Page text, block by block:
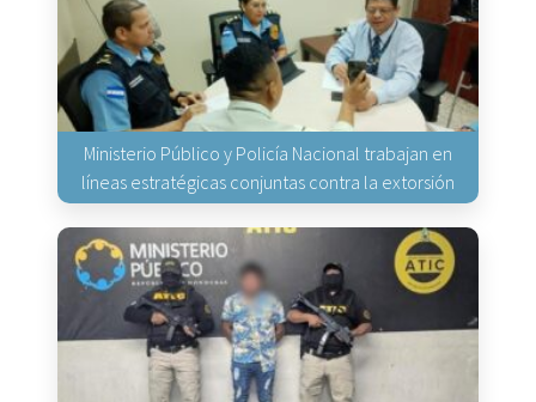
Ministerio Público y Policía Nacional trabajan en
líneas estratégicas conjuntas contra la extorsión